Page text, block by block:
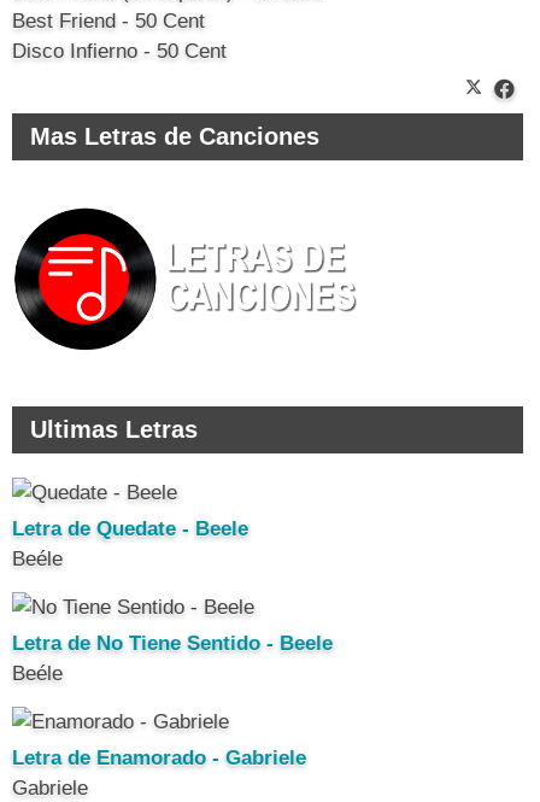
Best Friend - 50 Cent
Disco Infierno - 50 Cent
Mas Letras de Canciones
Ultimas Letras
Letra de Quedate - Beele
Beéle
Letra de No Tiene Sentido - Beele
Beéle
Letra de Enamorado - Gabriele
Gabriele